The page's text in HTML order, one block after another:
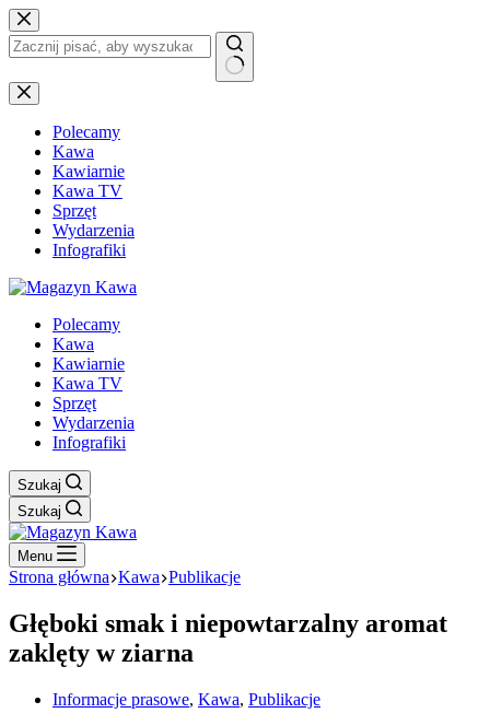
Przejdź
do
treści
Brak
wyników
Polecamy
Kawa
Kawiarnie
Kawa TV
Sprzęt
Wydarzenia
Infografiki
Polecamy
Kawa
Kawiarnie
Kawa TV
Sprzęt
Wydarzenia
Infografiki
Szukaj
Szukaj
Menu
Strona główna Kawa Publikacje
Głęboki smak i niepowtarzalny aromat
zaklęty w ziarna
Informacje prasowe, Kawa, Publikacje